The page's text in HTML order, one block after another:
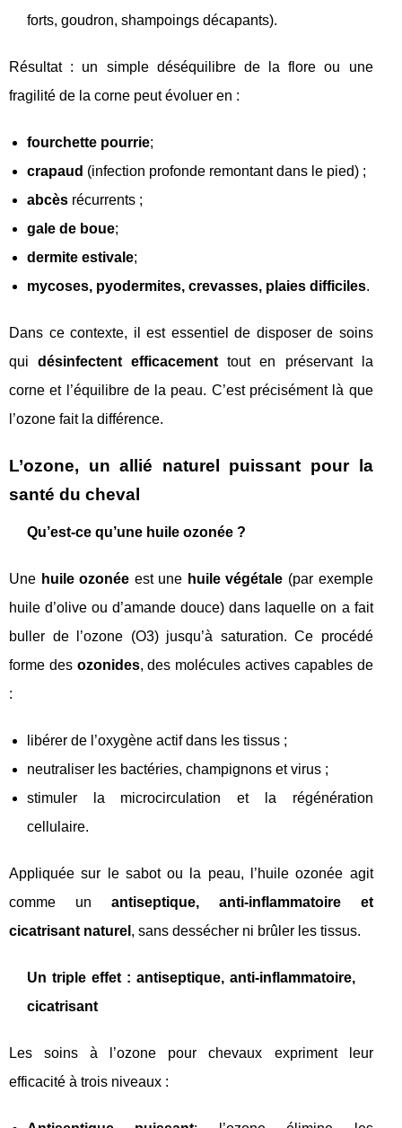
forts, goudron, shampoings décapants).
Résultat : un simple déséquilibre de la flore ou une
fragilité de la corne peut évoluer en :
fourchette pourrie;
crapaud (infection profonde remontant dans le pied) ;
abcès récurrents ;
gale de boue;
dermite estivale;
mycoses, pyodermites, crevasses, plaies difficiles.
Dans ce contexte, il est essentiel de disposer de soins
quidésinfectent efficacement tout en préservant la
corne et l’équilibre de la peau. C’est précisément là que
l’ozone fait la différence.
L’ozone, un allié naturel puissant pour la
santé du cheval
Qu’est-ce qu’une huile ozonée ?
Une huile ozonée est une huile végétale (par exemple
huile d’olive ou d’amande douce) dans laquelle on a fait
buller de l’ozone (O3) jusqu’à saturation. Ce procédé
forme des ozonides, des molécules actives capables de
:
libérer de l’oxygène actif dans les tissus ;
neutraliser les bactéries, champignons et virus ;
stimuler la microcirculation et la régénération
cellulaire.
Appliquée sur le sabot ou la peau, l’huile ozonée agit
comme un antiseptique, anti‑inflammatoire et
cicatrisant naturel , sans dessécher ni brûler les tissus.
Un triple effet : antiseptique, anti‑inflammatoire,
cicatrisant
Les soins à l’ozone pour chevaux expriment leur
efficacité à trois niveaux :